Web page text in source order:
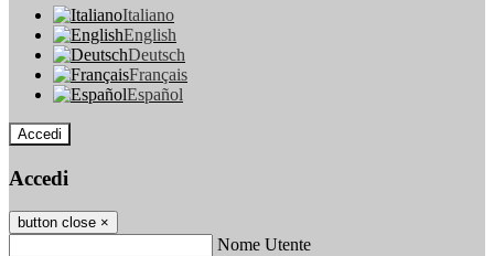
Italiano
English
Deutsch
Français
Español
Accedi
Accedi
button close ×
Nome Utente